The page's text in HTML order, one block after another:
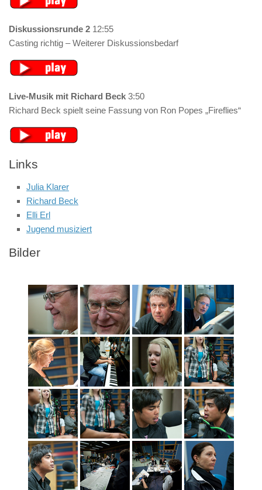
Diskussionsrunde 2 12:55
Casting richtig – Weiterer Diskussionsbedarf
Live-Musik mit Richard Beck 3:50
Richard Beck spielt seine Fassung von Ron Popes „Fireflies“
Links
Julia Klarer
Richard Beck
Elli Erl
Jugend musiziert
Bilder